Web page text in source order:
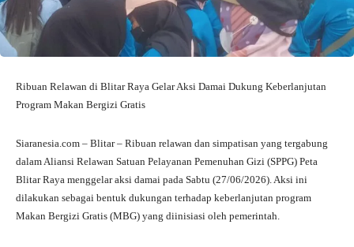
Ribuan Relawan di Blitar Raya Gelar Aksi Damai Dukung Keberlanjutan
Program Makan Bergizi Gratis
Siaranesia.com – Blitar – Ribuan relawan dan simpatisan yang tergabung
dalam Aliansi Relawan Satuan Pelayanan Pemenuhan Gizi (SPPG) Peta
Blitar Raya menggelar aksi damai pada Sabtu (27/06/2026). Aksi ini
dilakukan sebagai bentuk dukungan terhadap keberlanjutan program
Makan Bergizi Gratis (MBG) yang diinisiasi oleh pemerintah.